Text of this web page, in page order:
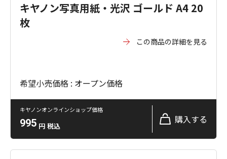
キヤノン写真用紙・光沢 ゴールド A4 20
枚
この商品の詳細を見る
希望小売価格 : オープン価格
キヤノンオンラインショップ価格
995 円 税込
購入する